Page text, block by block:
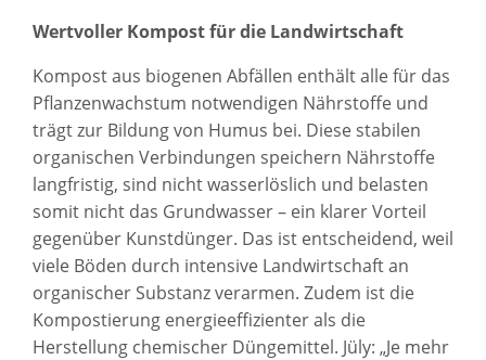
Wertvoller Kompost für die Landwirtschaft
Kompost aus biogenen Abfällen enthält alle für das
Pflanzenwachstum notwendigen Nährstoffe und
trägt zur Bildung von Humus bei. Diese stabilen
organischen Verbindungen speichern Nährstoffe
langfristig, sind nicht wasserlöslich und belasten
somit nicht das Grundwasser – ein klarer Vorteil
gegenüber Kunstdünger. Das ist entscheidend, weil
viele Böden durch intensive Landwirtschaft an
organischer Substanz verarmen. Zudem ist die
Kompostierung energieeffizienter als die
Herstellung chemischer Düngemittel. Jüly: „Je mehr